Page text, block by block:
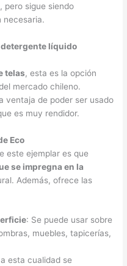
pero sigue siendo
necesaria.
detergente líquido
telas, esta es la opción
mercado chileno.
ventaja de poder ser usado
es muy rendidor.
Eco
este ejemplar es que
se impregna en la
Además, ofrece las
: Se puede usar sobre
muebles, tapicerías,
esta cualidad se